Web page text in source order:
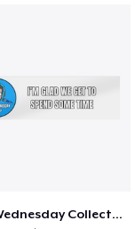
Walsh Wednesday Collection